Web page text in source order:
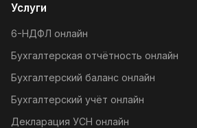
Услуги
6-НДФЛ онлайн
Бухгалтерская отчётность онлайн
Бухгалтерский баланс онлайн
Бухгалтерский учёт онлайн
Декларация УСН онлайн